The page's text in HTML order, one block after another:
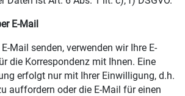
E-Mail
Mail senden, verwenden wir Ihre E-
die Korrespondenz mit Ihnen. Eine
erfolgt nur mit Ihrer Einwilligung, d.h.
auffordern oder die E-Mail für einen